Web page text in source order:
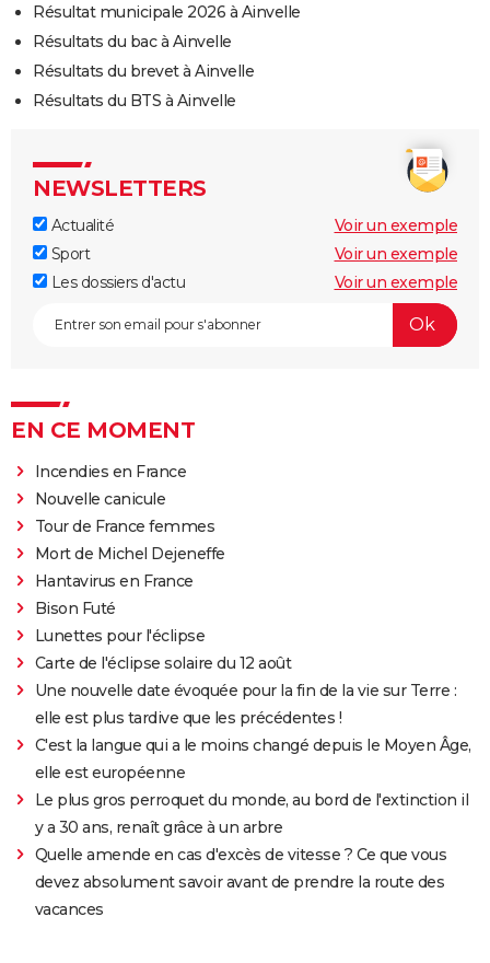
Résultat municipale 2026 à Ainvelle
Résultats du bac à Ainvelle
Résultats du brevet à Ainvelle
Résultats du BTS à Ainvelle
NEWSLETTERS
Actualité
Voir un exemple
Sport
Voir un exemple
Les dossiers d'actu
Voir un exemple
EN CE MOMENT
Incendies en France
Nouvelle canicule
Tour de France femmes
Mort de Michel Dejeneffe
Hantavirus en France
Bison Futé
Lunettes pour l'éclipse
Carte de l'éclipse solaire du 12 août
Une nouvelle date évoquée pour la fin de la vie sur Terre :
elle est plus tardive que les précédentes !
C'est la langue qui a le moins changé depuis le Moyen Âge,
elle est européenne
Le plus gros perroquet du monde, au bord de l'extinction il
y a 30 ans, renaît grâce à un arbre
Quelle amende en cas d'excès de vitesse ? Ce que vous
devez absolument savoir avant de prendre la route des
vacances